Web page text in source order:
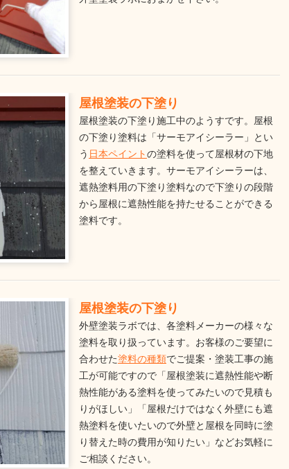
屋根塗装の下塗り
屋根塗装の下塗り施工中のようすです。屋根
の下塗り塗料は「サーモアイシーラー」とい
う 日本ペイントの塗料を使って屋根材の下地
を整えていきます。サーモアイシーラーは、
遮熱塗料用の下塗り塗料なので下塗りの段階
から屋根に遮熱性能を持たせることができる
塗料です。
屋根塗装の下塗り
外壁塗装ラボでは、各塗料メーカーの様々な
塗料を取り扱っています。お客様のご要望に
合わせた塗料の種類でご提案・塗装工事の施
工が可能ですので「屋根塗装に遮熱性能や断
熱性能がある塗料を使ってみたいので見積も
りがほしい」「屋根だけではなく外壁にも遮
熱塗料を使いたいので外壁と屋根を同時に塗
り替えた時の費用が知りたい」などお気軽に
ご相談ください。